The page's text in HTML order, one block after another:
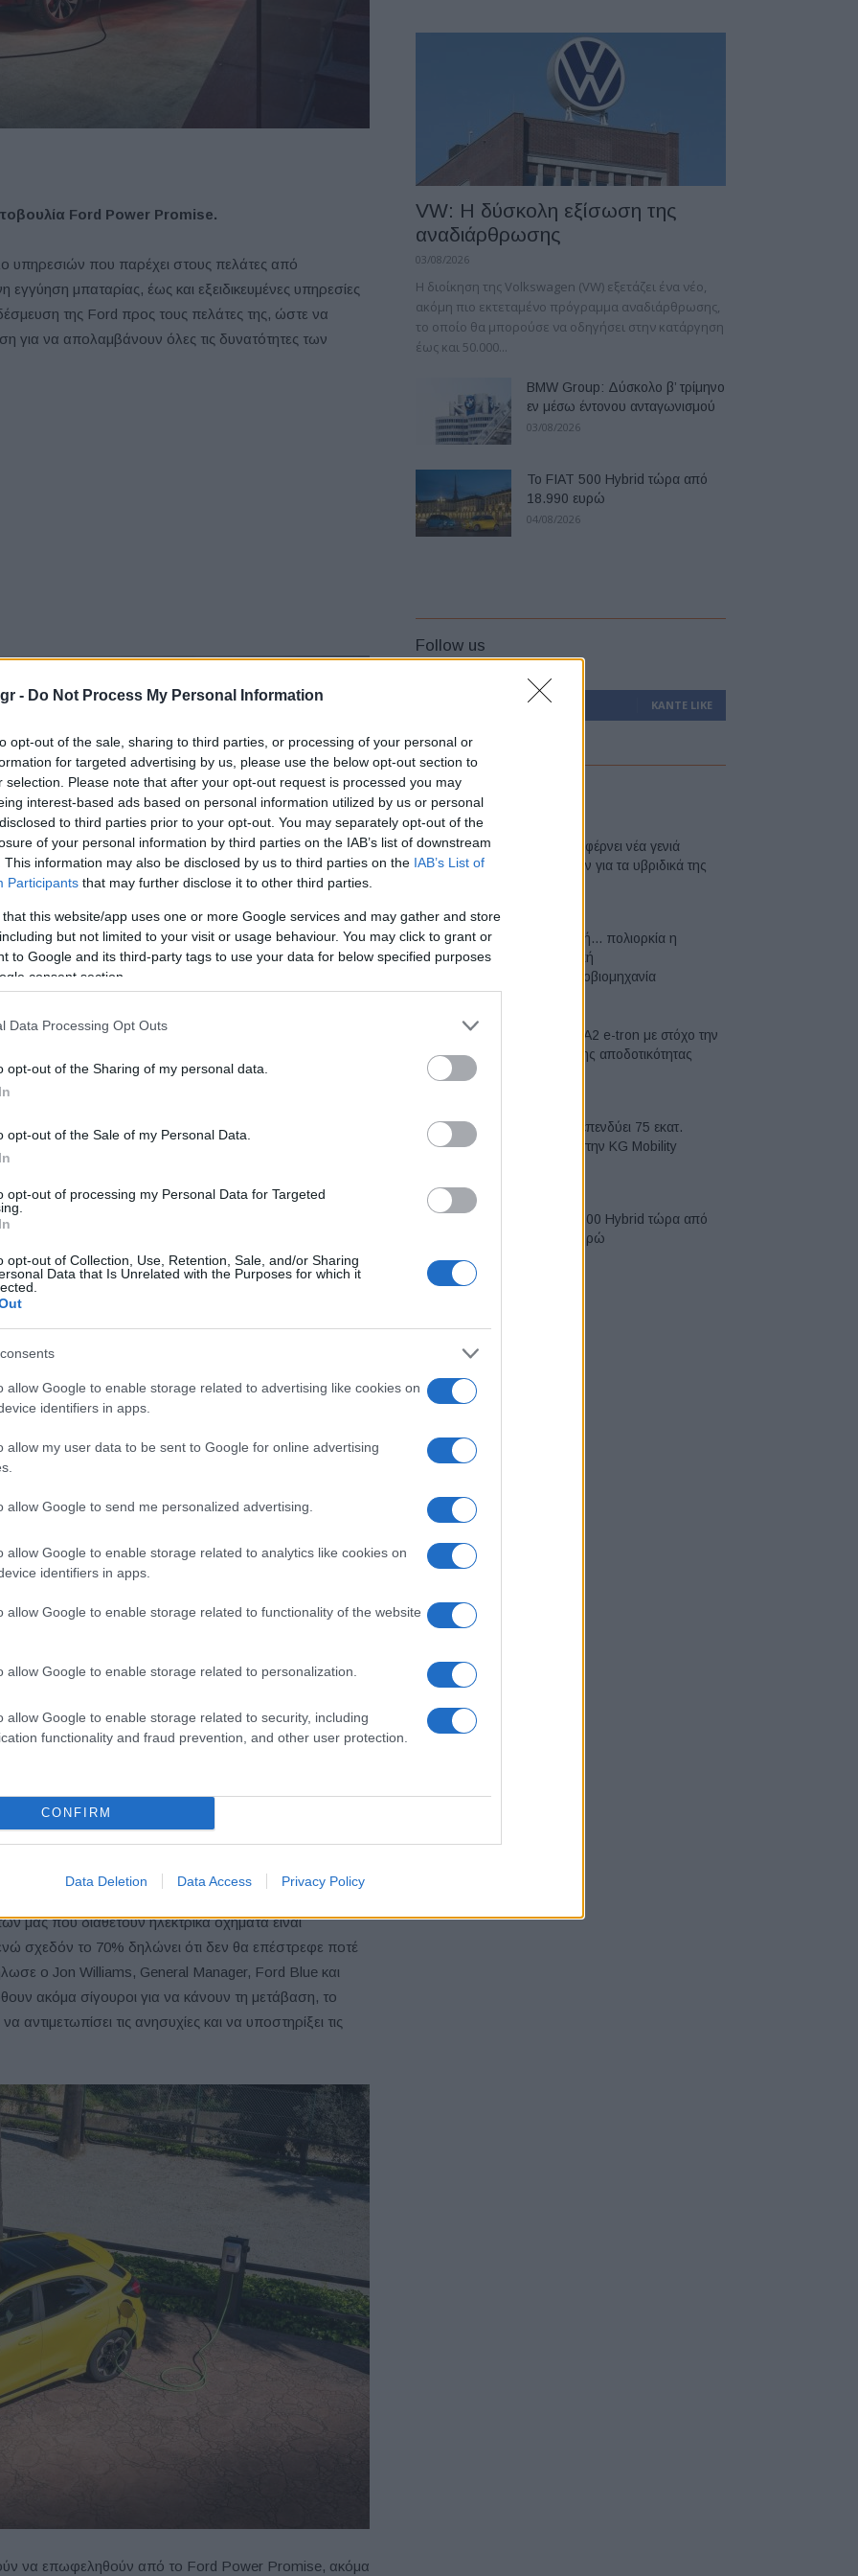
- Do Not Process My Personal Information
opt-out of the sale, sharing to third parties, or processing of your personal or
for targeted advertising by us, please use the below opt-out section to
selection. Please note that after your opt-out request is processed you may
interest-based ads based on personal information utilized by us or personal
to third parties prior to your opt-out. You may separately opt-out of the
of your personal information by third parties on the IAB’s list of downstream
This information may also be disclosed by us to third parties on the IAB’s List of
Participants that may further disclose it to other third parties.
that this website/app uses one or more Google services and may gather and store
but not limited to your visit or usage behaviour. You may click to grant or
to Google and its third-party tags to use your data for below specified purposes
consent section.
Data Processing Opt Outs
opt-out of the Sharing of my personal data.
opt-out of the Sale of my Personal Data.
opt-out of processing my Personal Data for Targeted
opt-out of Collection, Use, Retention, Sale, and/or Sharing
Data that Is Unrelated with the Purposes for which it
allow Google to enable storage related to advertising like cookies on
identifiers in apps.
allow my user data to be sent to Google for online advertising
allow Google to send me personalized advertising.
allow Google to enable storage related to analytics like cookies on
identifiers in apps.
allow Google to enable storage related to functionality of the website
allow Google to enable storage related to personalization.
allow Google to enable storage related to security, including
functionality and fraud prevention, and other user protection.
CONFIRM
Data Deletion Data Access Privacy Policy
Ford Power Promise.
υπηρεσιών που παρέχει στους πελάτες από
εγγύηση μπαταρίας, έως και εξειδικευμένες υπηρεσίες
της Ford προς τους πελάτες της, ώστε να
για να απολαμβάνουν όλες τις δυνατότητες των
μοντέλων σε όλες τις δημοφιλείς κατηγορίες
περιλαμβάνει μοντέλα όπως τα: Puma Gen-E,
E‑Transit Courier, E-Tourneo Custom, E-Transit
τις ανησυχίες
ορισμένοι δυνητικοί αγοραστές ηλεκτρικών οχημάτων
παραδοσιακά καύσιμα, προτάσσοντας διάφορες
οικιακού φορτιστή, η διάρκεια ζωής της
μερικοί από τους παράγοντες που αποτελούν
ειδικά για να αντιμετωπίσει αυτά τα ζητήματα,
βοηθώντας έτσι στην εξάλειψη των ανησυχιών
απολαύσουν ξέγνοιαστα όλα τα πλεονεκτήματα της
μας που διαθέτουν ηλεκτρικά οχήματα είναι
σχεδόν το 70% δηλώνει ότι δεν θα επέστρεφε ποτέ
ο Jon Williams, General Manager, Ford Blue και
ακόμα σίγουροι για να κάνουν τη μετάβαση, το
τις ανησυχίες και να υποστηρίξει τις
να επωφεληθούν από το Ford Power Promise, ακόμα
VW: Η δύσκολη εξίσωση της
αναδιάρθρωσης
03/08/2026
Η διοίκηση της Volkswagen (VW) εξετάζει ένα νέο,
ακόμη πιο εκτεταμένο πρόγραμμα αναδιάρθρωσης,
το οποίο θα μπορούσε να οδηγήσει στην κατάργηση
έως και 50.000...
BMW Group: Δύσκολο β’ τρίμηνο
εν μέσω έντονου ανταγωνισμού
03/08/2026
Το FIAT 500 Hybrid τώρα από
18.990 ευρώ
04/08/2026
Follow us
Υποστηρικτές ΚΆΝΤΕ LIKE
Latest
Η Toyota φέρνει νέα γενιά
μπαταριών για τα υβριδικά της
Σε κινεζική… πολιορκία η
ευρωπαϊκή
αυτοκινητοβιομηχανία
Νέο Audi A2 e-tron με στόχο την
κορυφή της αποδοτικότητας
Η Chery επενδύει 75 εκατ.
δολάρια στην KG Mobility
Το FIAT 500 Hybrid τώρα από
18.990 ευρώ